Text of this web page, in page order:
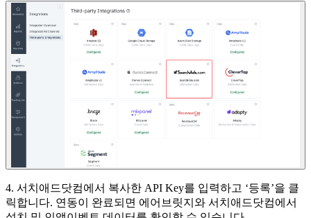
4. 서치애드닷컴에서 복사한 API Key를 입력하고 ‘등록’을 클
릭합니다. 연동이 완료되면 에어브릿지와 서치애드닷컴에서